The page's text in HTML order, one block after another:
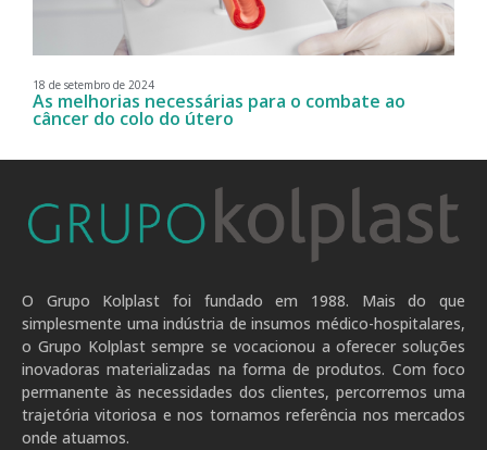
18 de setembro de 2024
As melhorias necessárias para o combate ao
câncer do colo do útero
O Grupo Kolplast foi fundado em 1988. Mais do que
simplesmente uma indústria de insumos médico-hospitalares,
o Grupo Kolplast sempre se vocacionou a oferecer soluções
inovadoras materializadas na forma de produtos. Com foco
permanente às necessidades dos clientes, percorremos uma
trajetória vitoriosa e nos tornamos referência nos mercados
onde atuamos.